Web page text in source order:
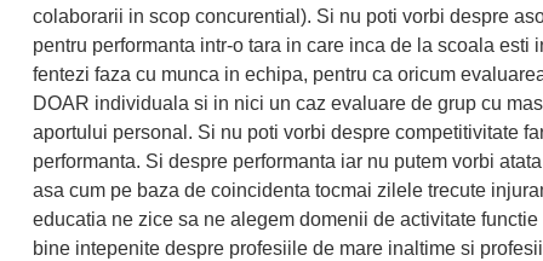
colaborarii in scop concurential). Si nu poti vorbi despre
pentru performanta intr-o tara in care inca de la scoala esti
fentezi faza cu munca in echipa, pentru ca oricum
DOAR individuala si in nici un caz evaluare de grup cu
aportului personal. Si nu poti vorbi despre competitivitate
performanta. Si despre performanta iar nu putem vorbi
asa cum pe baza de coincidenta tocmai zilele trecute
educatia ne zice sa ne alegem domenii de activitate
bine intepenite despre profesiile de mare inaltime si